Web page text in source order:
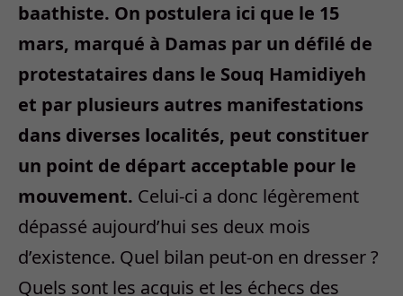
baathiste. On postulera ici que le 15
mars, marqué à Damas par un défilé de
protestataires dans le Souq Hamidiyeh
et par plusieurs autres manifestations
dans diverses localités, peut constituer
un point de départ acceptable pour le
mouvement. Celui-ci a donc légèrement
dépassé aujourd’hui ses deux mois
d’existence. Quel bilan peut-on en dresser ?
Quels sont les acquis et les échecs des